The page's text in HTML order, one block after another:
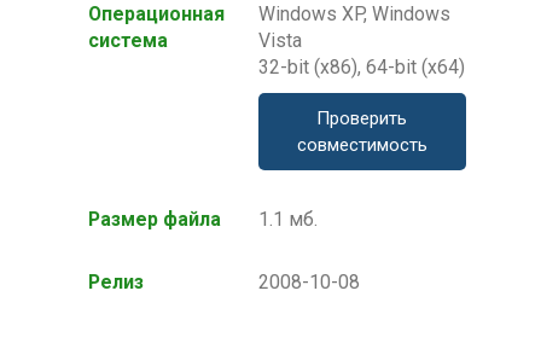
Операционная
система
Windows XP, Windows
Vista
32-bit (x86), 64-bit (x64)
Проверить
совместимость
Размер файла 1.1 мб.
Релиз 2008-10-08